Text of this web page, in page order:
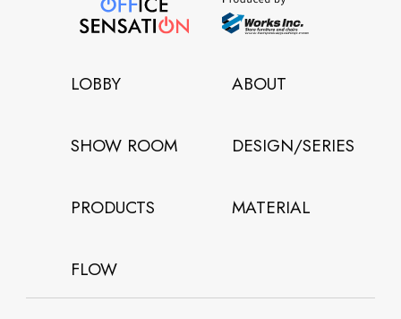
LOBBY ABOUT
SHOW ROOM DESIGN/SERIES
PRODUCTS MATERIAL
FLOW